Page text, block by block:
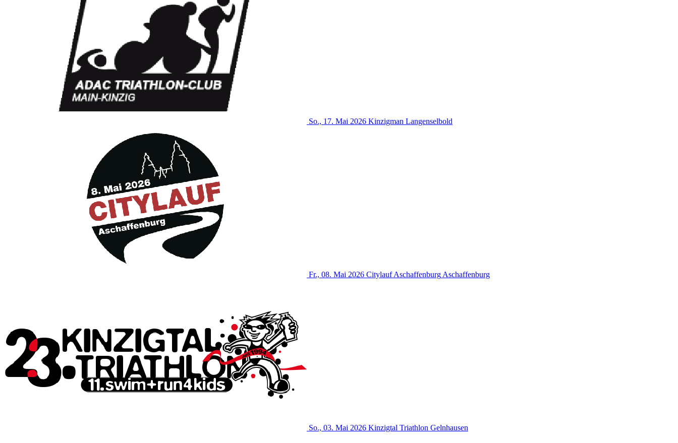
So., 17. Mai 2026 Kinzigman Langenselbold
Fr., 08. Mai 2026 Citylauf Aschaffenburg Aschaffenburg
So., 03. Mai 2026 Kinzigtal Triathlon Gelnhausen